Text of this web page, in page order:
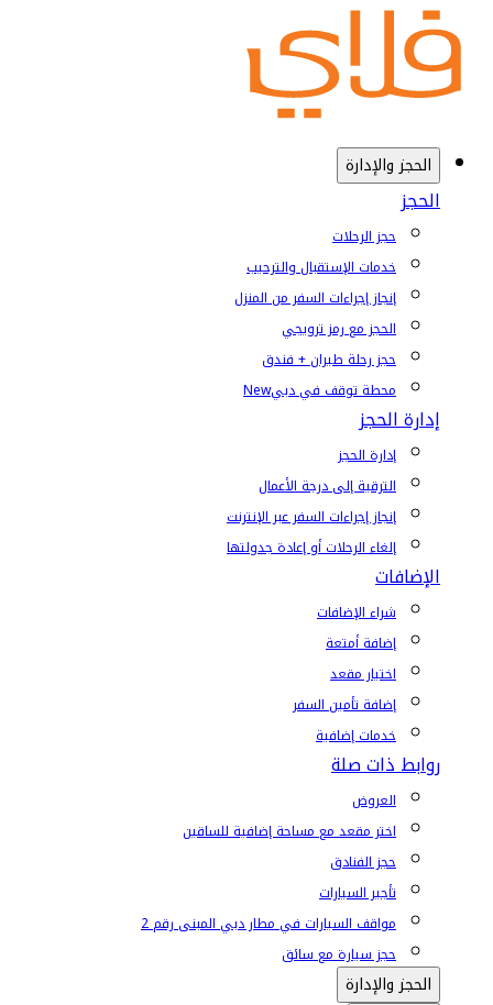
الحجز والإدارة
الحجز
حجز الرحلات
خدمات الإستقبال والترحيب
إنجاز إجراءات السفر من المنزل
الحجز مع رمز ترويجي
حجز رحلة طيران + فندق
محطة توقف في دبيNew
إدارة الحجز
إدارة الحجز
الترقية إلى درجة الأعمال
إنجاز إجراءات السفر عبر الإنترنت
إلغاء الرحلات أو إعادة جدولتها
الإضافات
شراء الإضافات
إضافة أمتعة
اختيار مقعد
إضافة تأمين السفر
خدمات إضافية
روابط ذات صلة
العروض
اختر مقعد مع مساحة إضافية للساقين
حجز الفنادق
تأجير السيارات
مواقف السيارات في مطار دبي المبنى رقم 2
حجز سيارة مع سائق
الحجز والإدارة